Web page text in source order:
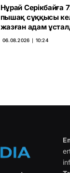
Нұрай Серікбайға
пышақ сұққысы
жазған адам
06.08.2026 ∣ 10:24